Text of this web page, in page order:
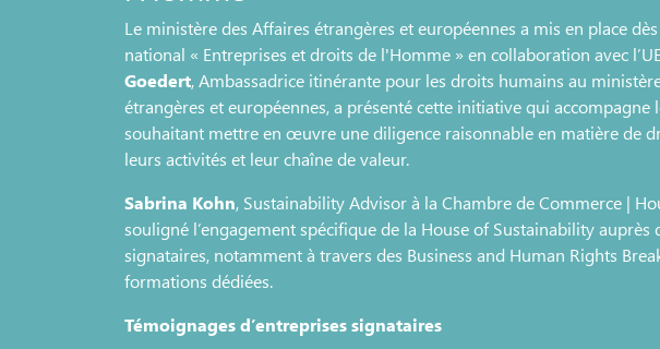
Le ministère des Affaires étrangères et européennes a mis en place
national « Entreprises et droits de l'Homme » en collaboration avec
Goedert, Ambassadrice itinérante pour les droits humains au
étrangères et européennes, a présenté cette initiative qui accompagne
souhaitant mettre en œuvre une diligence raisonnable en matière de
leurs activités et leur chaîne de valeur.
Sabrina Kohn, Sustainability Advisor à la Chambre de Commerce |
souligné l’engagement spécifique de la House of Sustainability auprès
signataires, notamment à travers des Business and Human Rights
formations dédiées.
Témoignages d’entreprises signataires